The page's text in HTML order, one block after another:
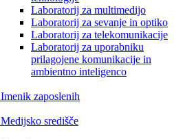
Laboratorij za multimedijo
Laboratorij za sevanje in optiko
Laboratorij za telekomunikacije
Laboratorij za uporabniku
prilagojene komunikacije in
ambientno inteligenco
Imenik zaposlenih
Medijsko središče